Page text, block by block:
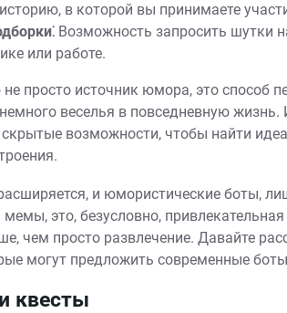
в которой вы принимаете
Возможность запросить шутки
или работе.
просто источник юмора, это способ
веселья в повседневную жизнь.
скрытые возможности, чтобы найти
и юмористические боты,
это, безусловно,
чем просто развлечение. Давайте
могут предложить современные
квесты